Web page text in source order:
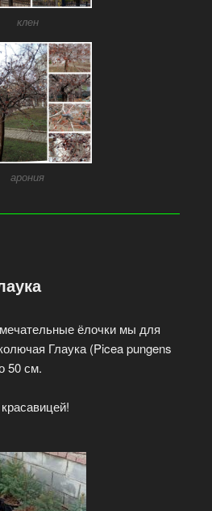
клен
арония
ёлочки мы для
Глаука (Picea pungens
50 см.